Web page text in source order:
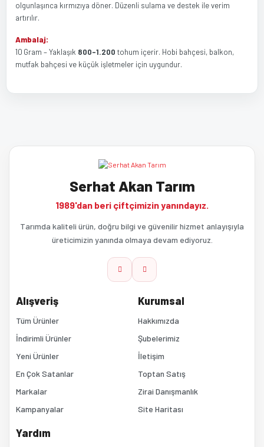
olgunlaşınca kırmızıya döner. Düzenli sulama ve destek ile verim
artırılır.
Ambalaj:
10 Gram – Yaklaşık 800–1.200 tohum içerir. Hobi bahçesi, balkon,
mutfak bahçesi ve küçük işletmeler için uygundur.
Yorum Yaz
Görüş ve önerileriniz için teşekkür ederiz.
Ürün resmi kalitesiz, bozuk veya görüntülenemiyor.
Ürün açıklamasında eksik bilgiler bulunuyor.
Bu ürüne benzer farklı alternatifler olmalı.
Gönder
Serhat Akan Tarım
1989'dan beri çiftçimizin yanındayız.
Tarımda kaliteli ürün, doğru bilgi ve güvenilir hizmet anlayışıyla
üreticimizin yanında olmaya devam ediyoruz.
Alışveriş
Tüm Ürünler
İndirimli Ürünler
Yeni Ürünler
En Çok Satanlar
Markalar
Kampanyalar
Kurumsal
Hakkımızda
Şubelerimiz
İletişim
Toptan Satış
Zirai Danışmanlık
Site Haritası
Yardım